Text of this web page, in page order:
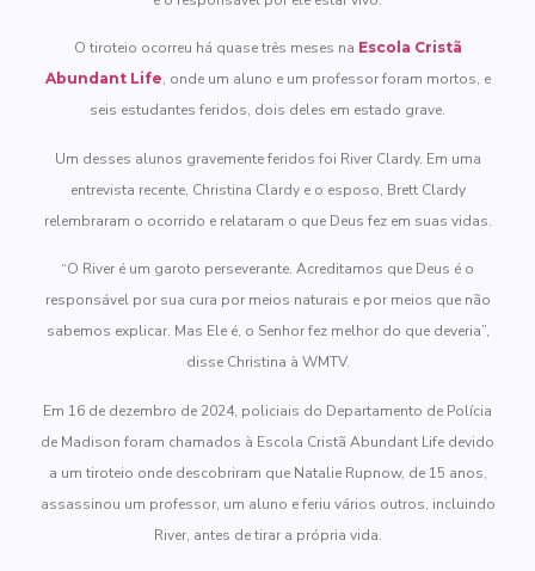
O tiroteio ocorreu há quase três meses na Escola Cristã
Abundant Life, onde um aluno e um professor foram mortos, e
seis estudantes feridos, dois deles em estado grave.
Um desses alunos gravemente feridos foi River Clardy. Em uma
entrevista recente, Christina Clardy e o esposo, Brett Clardy
relembraram o ocorrido e relataram o que Deus fez em suas vidas.
“O River é um garoto perseverante. Acreditamos que Deus é o
responsável por sua cura por meios naturais e por meios que não
sabemos explicar. Mas Ele é, o Senhor fez melhor do que deveria”,
disse Christina à WMTV.
Em 16 de dezembro de 2024, policiais do Departamento de Polícia
de Madison foram chamados à Escola Cristã Abundant Life devido
a um tiroteio onde descobriram que Natalie Rupnow, de 15 anos,
assassinou um professor, um aluno e feriu vários outros, incluindo
River, antes de tirar a própria vida.